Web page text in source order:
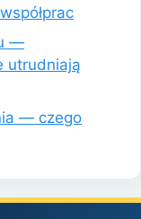
—
utrudniają
— czego